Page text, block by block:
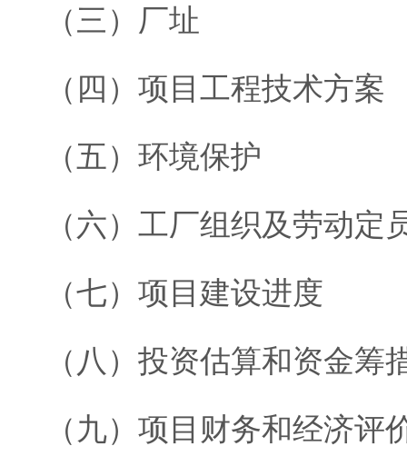
（三）厂址
（四）项目工程技术方案
（五）环境保护
（六）工厂组织及劳动定
（七）项目建设进度
（八）投资估算和资金筹
（九）项目财务和经济评